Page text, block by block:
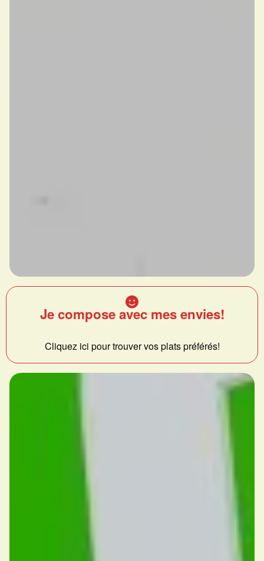
Je compose avec mes envies!
Cliquez ici pour trouver vos plats préférés!